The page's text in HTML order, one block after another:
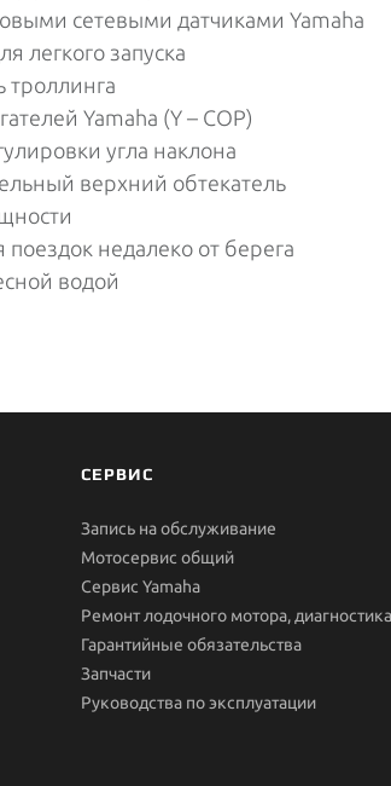
сетевыми датчиками Yamaha
легкого запуска
троллинга
Yamaha (Y – COP)
угла наклона
верхний обтекатель
недалеко от берега
водой
СЕРВИС
Запись на обслуживание
Мотосервис общий
Сервис Yamaha
Ремонт лодочного мотора, диагностика
Гарантийные обязательства
Запчасти
Руководства по эксплуатации